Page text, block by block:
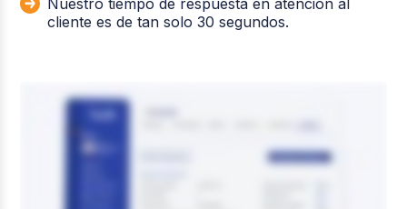
Nuestro tiempo de respuesta en atención al
cliente es de tan solo 30 segundos.